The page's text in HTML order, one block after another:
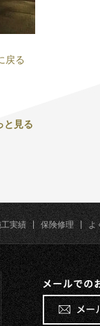
戻る
と見る
実績|保険修理|よ